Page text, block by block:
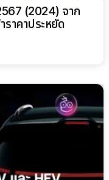
(2024) จาก
ราคาประหยัด